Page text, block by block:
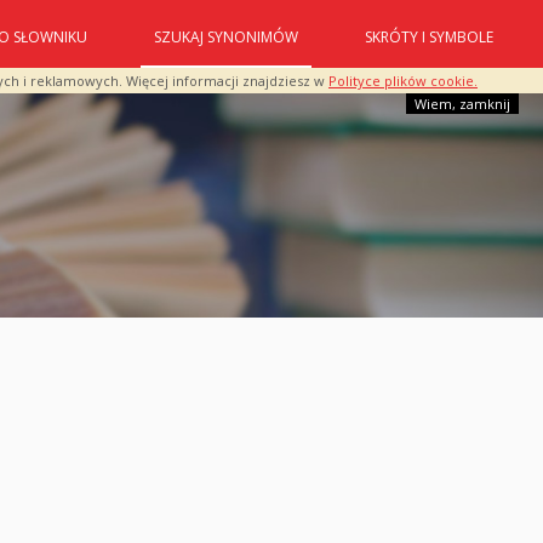
i reklamowych. Więcej informacji znajdziesz w Polityce plików cookie.
Wiem, zamknij
O SŁOWNIKU SZUKAJ SYNONIMÓW SKRÓTY I SYMBOLE